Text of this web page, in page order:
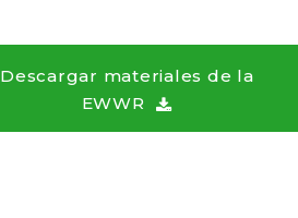
Descargar materiales de la
EWWR